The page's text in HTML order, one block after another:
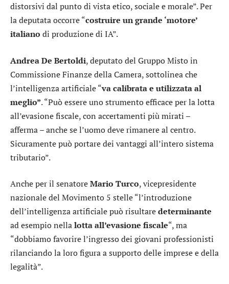
distorsivi dal punto di vista etico, sociale e morale”. Per
la deputata occorre “costruire un grande ‘motore’
italiano di produzione di IA”.
Andrea De Bertoldi, deputato del Gruppo Misto in
Commissione Finanze della Camera, sottolinea che
l’intelligenza artificiale “va calibrata e utilizzata al
meglio”. “Può essere uno strumento efficace per la lotta
all’evasione fiscale, con accertamenti più mirati –
afferma – anche se l’uomo deve rimanere al centro.
Sicuramente può portare dei vantaggi all’intero sistema
tributario”.
Anche per il senatoreMario Turco, vicepresidente
nazionale del Movimento 5 stelle “l’introduzione
dell’intelligenza artificiale può risultaredeterminante
ad esempio nellalotta all’evasione fiscale“, ma
“dobbiamo favorire l’ingresso dei giovani professionisti
rilanciando la loro figura a supporto delle imprese e della
legalità”.